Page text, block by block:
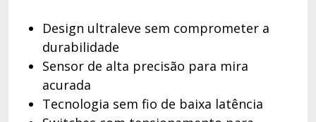
Design ultraleve sem comprometer a
durabilidade
Sensor de alta precisão para mira
acurada
Tecnologia sem fio de baixa latência